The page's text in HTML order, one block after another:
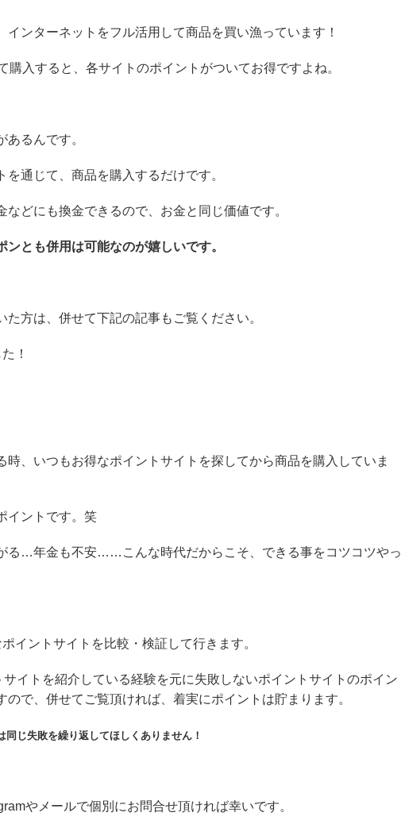
ンターネットをフル活用して商品を買い漁っています！
入すると、各サイトのポイントがついてお得ですよね。
るんです。
通じて、商品を購入するだけです。
どにも換金できるので、お金と同じ価値です。
とも併用は可能なのが嬉しいです。
方は、併せて下記の記事もご覧ください。
！
、いつもお得なポイントサイトを探してから商品を購入していま
イントです。笑
る…年金も不安……こんな時代だからこそ、できる事をコツコツやっ
イントサイトを比較・検証して行きます。
イトを紹介している経験を元に失敗しないポイントサイトのポイン
ので、併せてご覧頂ければ、着実にポイントは貯まります。
じ失敗を繰り返してほしくありません！
やメールで個別にお問合せ頂ければ幸いです。